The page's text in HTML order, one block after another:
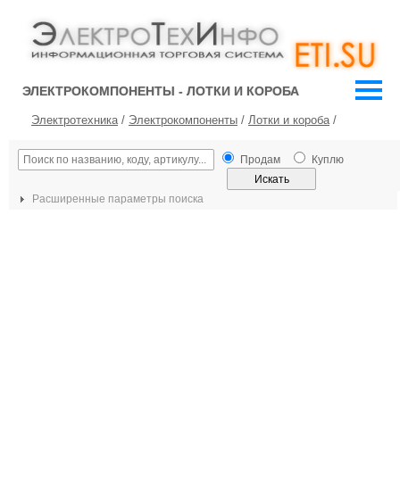
ЭЛЕКТРОКОМПОНЕНТЫ - ЛОТКИ И КОРОБА
Электротехника/ Электрокомпоненты / Лотки и короба/
Продам Куплю
Расширенные параметры поиска